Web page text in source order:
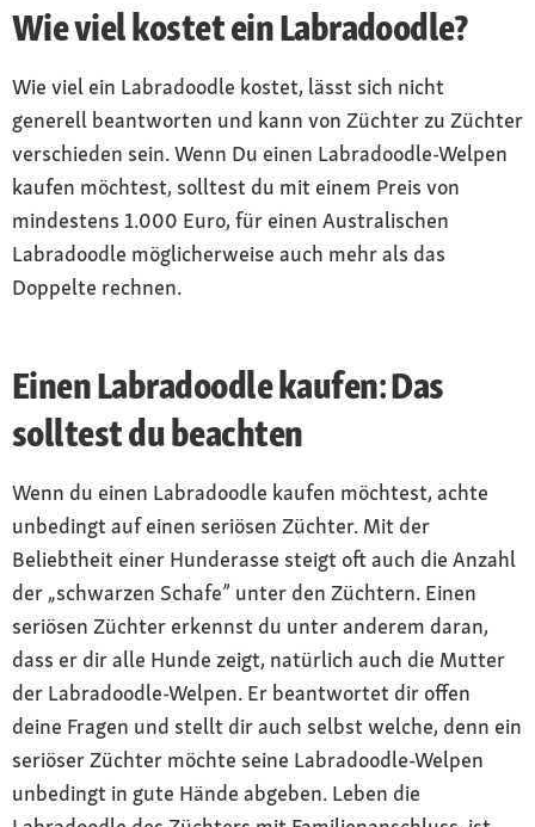
Wie viel kostet ein Labradoodle?
Wie viel ein Labradoodle kostet, lässt sich nicht
generell beantworten und kann von Züchter zu Züchter
verschieden sein. Wenn Du einen Labradoodle-Welpen
kaufen möchtest, solltest du mit einem Preis von
mindestens 1.000 Euro, für einen Australischen
Labradoodle möglicherweise auch mehr als das
Doppelte rechnen.
Einen Labradoodle kaufen: Das
solltest du beachten
Wenn du einen Labradoodle kaufen möchtest, achte
unbedingt auf einen seriösen Züchter. Mit der
Beliebtheit einer Hunderasse steigt oft auch die Anzahl
der „schwarzen Schafe” unter den Züchtern. Einen
seriösen Züchter erkennst du unter anderem daran,
dass er dir alle Hunde zeigt, natürlich auch die Mutter
der Labradoodle-Welpen. Er beantwortet dir offen
deine Fragen und stellt dir auch selbst welche, denn ein
seriöser Züchter möchte seine Labradoodle-Welpen
unbedingt in gute Hände abgeben. Leben die